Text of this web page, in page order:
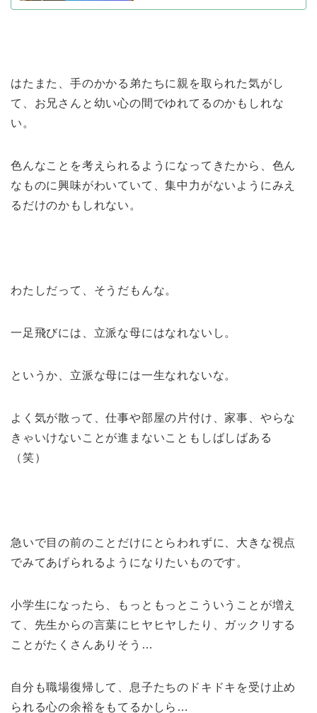
はたまた、手のかかる弟たちに親を取られた気がし
て、お兄さんと幼い心の間でゆれてるのかもしれな
い。
色んなことを考えられるようになってきたから、色ん
なものに興味がわいていて、集中力がないようにみえ
るだけのかもしれない。
わたしだって、そうだもんな。
一足飛びには、立派な母にはなれないし。
というか、立派な母には一生なれないな。
よく気が散って、仕事や部屋の片付け、家事、やらな
きゃいけないことが進まないこともしばしばある
（笑）
急いで目の前のことだけにとらわれずに、大きな視点
でみてあげられるようになりたいものです。
小学生になったら、もっともっとこういうことが増え
て、先生からの言葉にヒヤヒヤしたり、ガックリする
ことがたくさんありそう…
自分も職場復帰して、息子たちのドキドキを受け止め
られる心の余裕をもてるかしら…